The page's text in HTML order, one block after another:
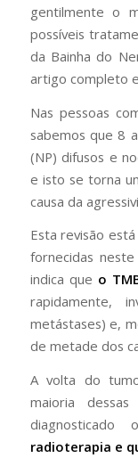
gentilmente o
possíveis
da Bainha do
artigo completo
Nas pessoas
sabemos que 8
(NP) difusos e
e isto se torna
causa da
Esta revisão
fornecidas
indica que o
rapidamente,
metástases) e,
de metade dos
A volta do
maioria
diagnosticado
radioterapia e